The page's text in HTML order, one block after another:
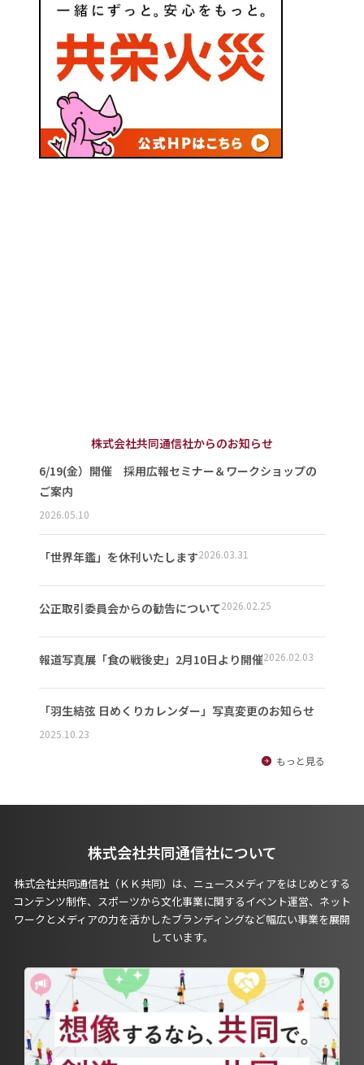
株式会社共同通信社からのお知らせ
6/19(金）開催 採用広報セミナー＆ワークショップの
ご案内
2026.05.10
「世界年鑑」を休刊いたします2026.03.31
公正取引委員会からの勧告について2026.02.25
報道写真展「食の戦後史」2月10日より開催2026.02.03
「羽生結弦 日めくりカレンダー」写真変更のお知らせ
2025.10.23
もっと見る
株式会社共同通信社について
株式会社共同通信社（ＫＫ共同）は、ニュースメディアをはじめとする
コンテンツ制作、スポーツから文化事業に関するイベント運営、ネット
ワークとメディアの力を活かしたブランディングなど幅広い事業を展開
しています。